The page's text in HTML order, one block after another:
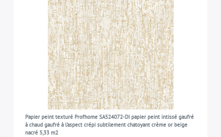
Papier peint texturé Profhome SA524072-DI papier peint intissé gaufré
à chaud gaufré à l'aspect crépi subtilement chatoyant crème or beige
nacré 5,33 m2